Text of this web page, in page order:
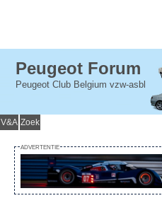
Peugeot Forum
Peugeot Club Belgium vzw-asbl
V&A Zoek
ADVERTENTIE